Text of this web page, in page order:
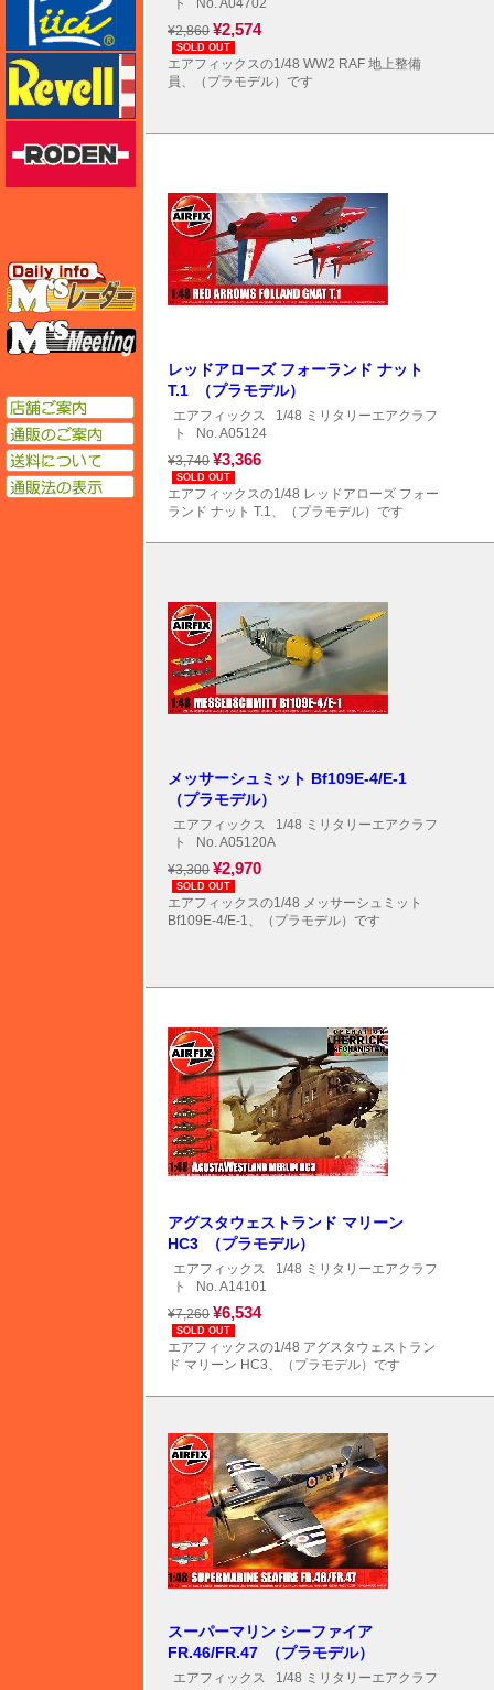
ト
No. A04702
¥2,860 ¥2,574
SOLD OUT
エアフィックスの1/48 WW2 RAF 地上整備
員、（プラモデル）です
レッドアローズ フォーランド ナット
T.1 （プラモデル）
エアフィックス
1/48 ミリタリーエアクラフ
ト
No. A05124
¥3,740 ¥3,366
SOLD OUT
エアフィックスの1/48 レッドアローズ フォー
ランド ナット T.1、（プラモデル）です
メッサーシュミット Bf109E-4/E-1
（プラモデル）
エアフィックス
1/48 ミリタリーエアクラフ
ト
No. A05120A
¥3,300 ¥2,970
SOLD OUT
エアフィックスの1/48 メッサーシュミット
Bf109E-4/E-1、（プラモデル）です
アグスタウェストランド マリーン
HC3 （プラモデル）
エアフィックス
1/48 ミリタリーエアクラフ
ト
No. A14101
¥7,260 ¥6,534
SOLD OUT
エアフィックスの1/48 アグスタウェストラン
ド マリーン HC3、（プラモデル）です
スーパーマリン シーファイア
FR.46/FR.47 （プラモデル）
エアフィックス
1/48 ミリタリーエアクラフ
レベル
ローデン
エムズレーダー
通販のご案内
送料について
通販法の表示